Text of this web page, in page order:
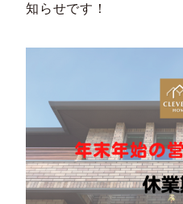
知らせです！